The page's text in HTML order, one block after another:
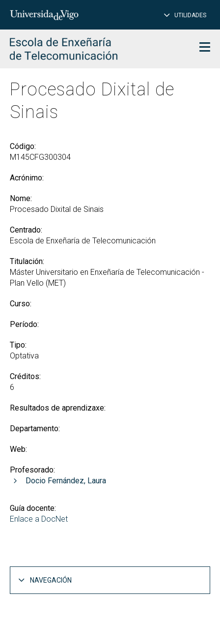
Introduce
para
buscar
UTILIDADES
Procesado Dixital de
Sinais
Código:
M145CFG300304
Acrónimo:
Nome:
Procesado Dixital de Sinais
Centrado:
Escola de Enxeñaría de Telecomunicación
Titulación:
Máster Universitario en Enxeñaría de Telecomunicación -
Plan Vello (MET)
Curso:
Período:
Tipo:
Optativa
Créditos:
6
Resultados de aprendizaxe:
Departamento:
Web:
Profesorado:
Docio Fernández, Laura
Guía docente:
Enlace a DocNet
NAVEGACIÓN